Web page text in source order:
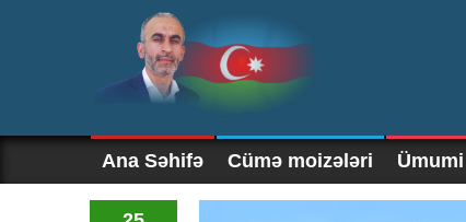
Ana Səhifə Cümə moizələri